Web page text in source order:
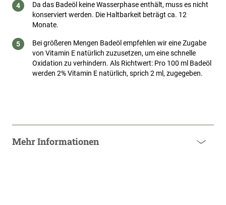
Da das Badeöl keine Wasserphase enthält, muss es nicht
konserviert werden. Die Haltbarkeit beträgt ca. 12
Monate.
Bei größeren Mengen Badeöl empfehlen wir eine Zugabe
von Vitamin E natürlich zuzusetzen, um eine schnelle
Oxidation zu verhindern. Als Richtwert: Pro 100 ml Badeöl
werden 2% Vitamin E natürlich, sprich 2 ml, zugegeben.
Mehr Informationen